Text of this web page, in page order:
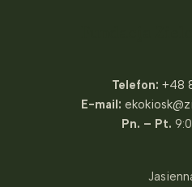
Telefon: +48
E-mail:
Pn. – Pt.